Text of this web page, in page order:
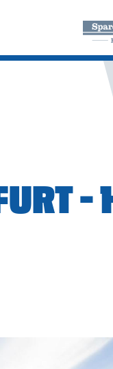
-